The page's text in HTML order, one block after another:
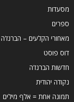
מסעדות
ספרים
מאחורי הקלעים – הברנז'ה
דוס פוסט
חדשות הברנז'ה
נקודה יהודית
תמונה אחת = אלף מילים